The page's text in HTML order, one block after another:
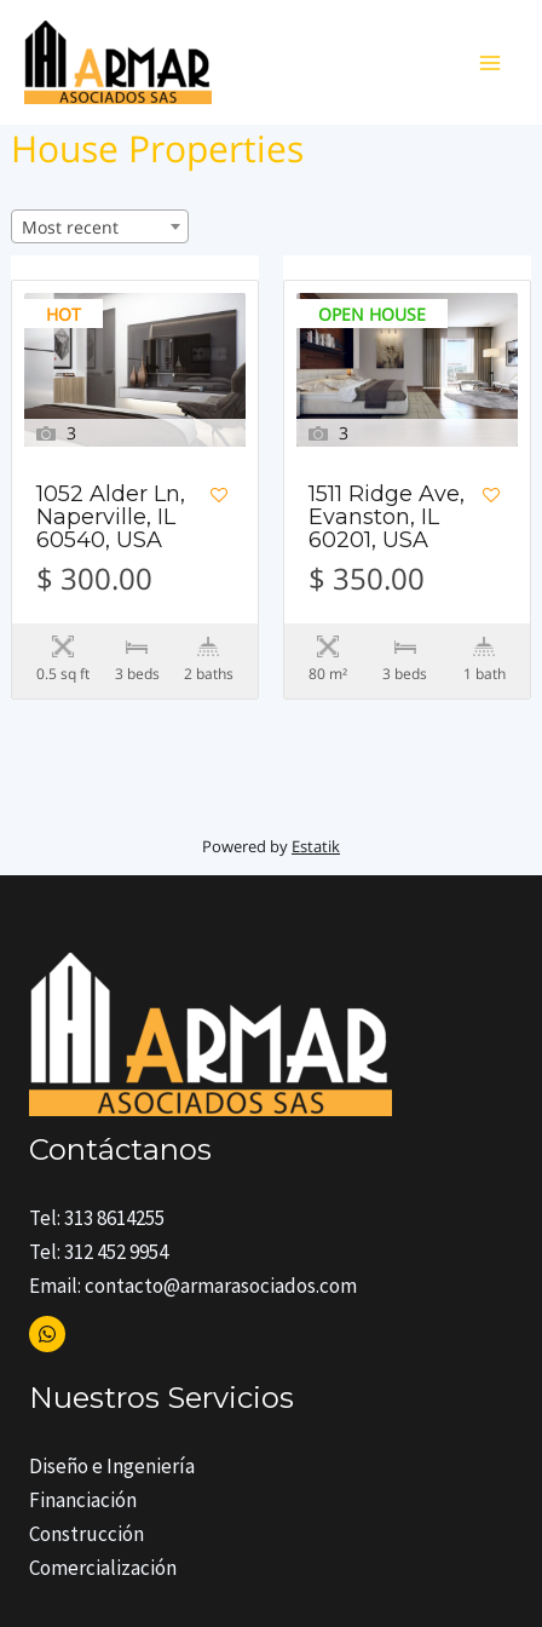
contenido
House Properties
Most recent
HOT
3
1052 Alder Ln,
Naperville, IL
60540, USA
$ 300.00
0.5 sq ft 3 beds 2 baths
OPEN HOUSE
3
1511 Ridge Ave,
Evanston, IL
60201, USA
$ 350.00
80 m² 3 beds 1 bath
Powered by Estatik
Contáctanos
Tel: 313 8614255
Tel: 312 452 9954
Email: contacto@armarasociados.com
Nuestros Servicios
Diseño e Ingeniería
Financiación
Construcción
Comercialización